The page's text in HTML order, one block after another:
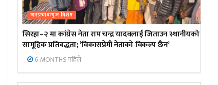
जनप्रभाबन्युज विशेष
सिरहा–२ मा कांग्रेस नेता राम चन्द्र यादवलाई जिताउन स्थानीयको
सामूहिक प्रतिबद्धता; ‘विकासप्रेमी नेताको विकल्प छैन’
6 MONTHS पहिले